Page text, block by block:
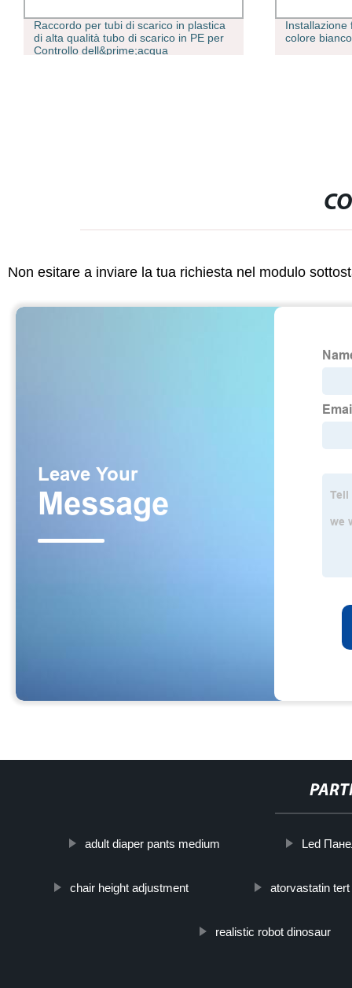
Raccordo per tubi di scarico in plastica
di alta qualità tubo di scarico in PE per
Controllo dell&prime;acqua
Installazione
colore bianco
Non esitare a inviare la tua richiesta nel modulo
adult diaper pants medium Led
chair height adjustment atorvastatin
realistic robot dinosaur